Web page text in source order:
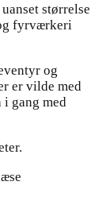
størrelse
fyrværkeri
og
er vilde med
gang med